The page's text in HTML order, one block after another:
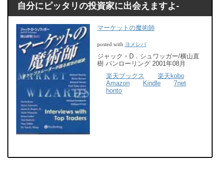
自分にピッタリの投資家に出会えますよ-
マーケットの魔術師
posted with ヨメレバ
ジャック・D．シュワッガー/横山直
樹 パンローリング 2001年08月
楽天ブックス
楽天kobo
Amazon
Kindle
7net
honto